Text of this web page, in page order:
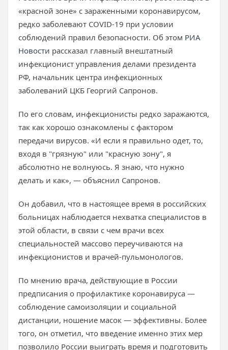
«красной зоне» с зараженными коронавирусом,
редко заболевают COVID-19 при условии
соблюдений правил безопасности. Об этом РИА
Новости рассказал главный внештатный
инфекционист управления делами президента
РФ, начальник центра инфекционных
заболеваний ЦКБ Георгий Сапронов.
По его словам, инфекционисты редко заражаются,
так как хорошо ознакомлены с фактором
передачи вирусов. «И если я правильно одет, то,
входя в "грязную" или "красную зону", я
абсолютно не волнуюсь. Я знаю, что нужно
делать и как», — объяснил Сапронов.
Он добавил, что в настоящее время в российских
больницах наблюдается нехватка специалистов в
этой области, в связи с чем врачи всех
специальностей массово переучиваются на
инфекционистов и врачей-пульмонологов.
По мнению врача, действующие в России
предписания о профилактике коронавируса —
соблюдение самоизоляции и социальной
дистанции, ношение масок — эффективны. Более
того, он отметил, что введение именно этих мер
позволило России выиграть время и подготовить